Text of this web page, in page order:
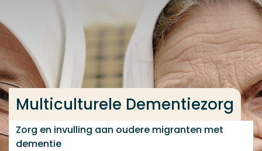
Multiculturele Dementiezorg
Zorg en invulling aan oudere migranten met
dementie
Veel gezocht
Opleiding
Contact